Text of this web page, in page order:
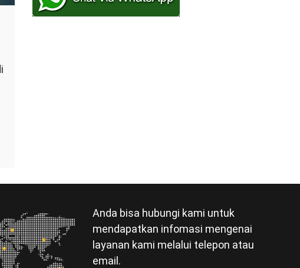
Anda bisa hubungi kami untuk
mendapatkan infomasi mengenai
layanan kami melalui telepon atau
email.